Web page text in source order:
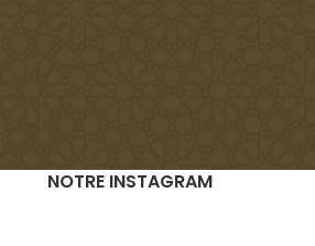
NOTRE INSTAGRAM